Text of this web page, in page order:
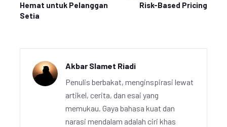
Hemat untuk Pelanggan
Setia
Risk-Based Pricing
Akbar Slamet Riadi
Penulis berbakat, menginspirasi lewat
artikel, cerita, dan esai yang
memukau. Gaya bahasa kuat dan
narasi mendalam adalah ciri khas